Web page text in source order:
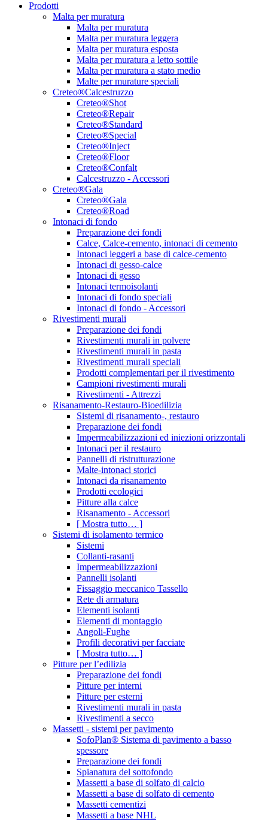
Prodotti
Malta per muratura
Malta per muratura
Malta per muratura leggera
Malta per muratura esposta
Malta per muratura a letto sottile
Malta per muratura a stato medio
Malte per murature speciali
Creteo®Calcestruzzo
Creteo®Shot
Creteo®Repair
Creteo®Standard
Creteo®Special
Creteo®Inject
Creteo®Floor
Creteo®Confalt
Calcestruzzo - Accessori
Creteo®Gala
Creteo®Gala
Creteo®Road
Intonaci di fondo
Preparazione dei fondi
Calce, Calce-cemento, intonaci di cemento
Intonaci leggeri a base di calce-cemento
Intonaci di gesso-calce
Intonaci di gesso
Intonaci termoisolanti
Intonaci di fondo speciali
Intonaci di fondo - Accessori
Rivestimenti murali
Preparazione dei fondi
Rivestimenti murali in polvere
Rivestimenti murali in pasta
Rivestimenti murali speciali
Prodotti complementari per il rivestimento
Campioni rivestimenti murali
Rivestimenti - Attrezzi
Risanamento-Restauro-Bioedilizia
Sistemi di risanamento-, restauro
Preparazione dei fondi
Impermeabilizzazioni ed iniezioni orizzontali
Intonaci per il restauro
Pannelli di ristrutturazione
Malte-intonaci storici
Intonaci da risanamento
Prodotti ecologici
Pitture alla calce
Risanamento - Accessori
[ Mostra tutto… ]
Sistemi di isolamento termico
Sistemi
Collanti-rasanti
Impermeabilizzazioni
Pannelli isolanti
Fissaggio meccanico Tassello
Rete di armatura
Elementi isolanti
Elementi di montaggio
Angoli-Fughe
Profili decorativi per facciate
[ Mostra tutto… ]
Pitture per l’edilizia
Preparazione dei fondi
Pitture per interni
Pitture per esterni
Rivestimenti murali in pasta
Rivestimenti a secco
Massetti - sistemi per pavimento
SofoPlan® Sistema di pavimento a basso
spessore
Preparazione dei fondi
Spianatura del sottofondo
Massetti a base di solfato di calcio
Massetti a base di solfato di cemento
Massetti cementizi
Massetti a base NHL